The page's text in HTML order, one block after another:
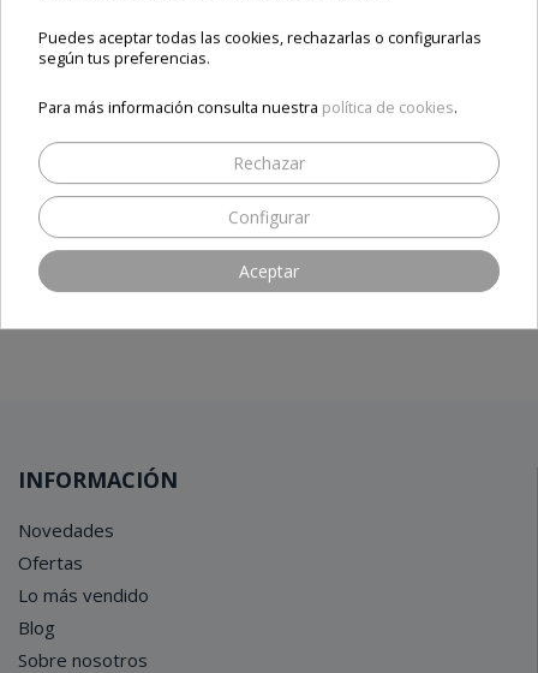
Nuestros clientes, nuestro mejor aval
INFORMACIÓN
Novedades
Ofertas
Lo más vendido
Blog
Sobre nosotros
Puedes aceptar todas las cookies, rechazarlas o configurarlas
según tus preferencias.
Para más información consulta nuestra política de cookies.
Rechazar
Configurar
Aceptar